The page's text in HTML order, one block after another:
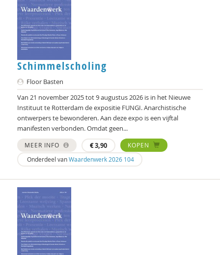
Karlijn de Jong
Lonneke Knegtel
Iris Kokosky Deforchaux
Harry Kunneman
Marleen Lammers
Monique Leijgraaf
Bas Levering
Abdelilah Ljamai
Jan Masschelein
Kees Meijlink
Frans Melissen
Dr. Michiel de Ronde
Brecht Molenaar
Schimmelscholing
Floor Basten
Van 21 november 2025 tot 9 augustus 2026 is in het Nieuwe
Instituut te Rotterdam de expositie FUNGI. Anarchistische
ontwerpers te bewonderen. Aan deze expo is een vijftal
manifesten verbonden. Omdat geen...
MEER INFO €3,90
KOPEN
Onderdeel vanWaardenwerk 2026 104